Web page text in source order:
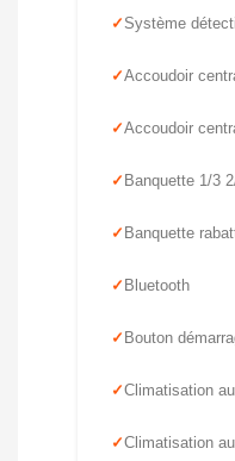
Système
Accoudoir
Accoudoir
Banquette 1/3
Banquette
Bluetooth
Bouton
Climatisation
Climatisation